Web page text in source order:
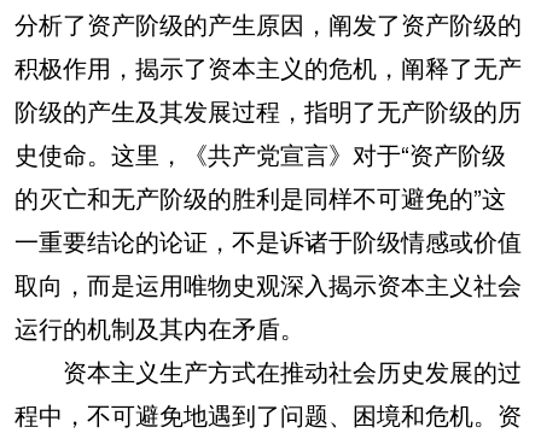
分析了资产阶级的产生原因，阐发了资产阶级的
积极作用，揭示了资本主义的危机，阐释了无产
阶级的产生及其发展过程，指明了无产阶级的历
史使命。这里，《共产党宣言》对于“资产阶级
的灭亡和无产阶级的胜利是同样不可避免的”这
一重要结论的论证，不是诉诸于阶级情感或价值
取向，而是运用唯物史观深入揭示资本主义社会
运行的机制及其内在矛盾。
资本主义生产方式在推动社会历史发展的过
程中，不可避免地遇到了问题、困境和危机。资